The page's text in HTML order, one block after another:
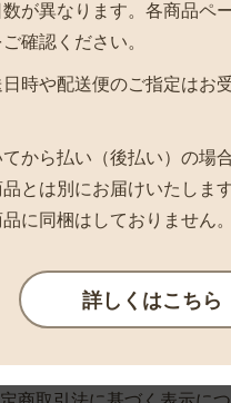
が異なります。各商品ペ
確認ください。
日時や配送便のご指定はお
てから払い（後払い）の場
とは別にお届けいたします
に同梱はしておりません。
詳しくはこちら